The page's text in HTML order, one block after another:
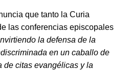
que tanto la Curia
las conferencias episcopales
la defensa de la
en un caballo de
de citas evangélicas y la